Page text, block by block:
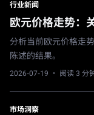
行业新闻
欧元价格走势：
分析当前欧元价格走
陈述的结果。
2026-07-19 · 阅读 3 分
市场洞察